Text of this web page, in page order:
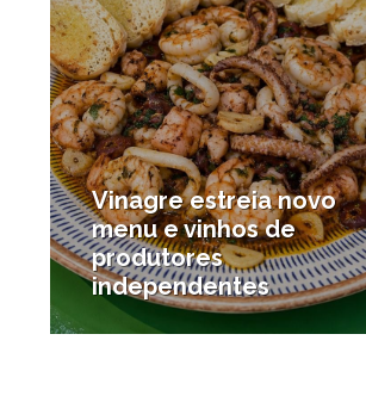
Vinagre estreia novo
menu e vinhos de
produtores
independentes